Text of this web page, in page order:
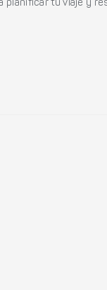
planificar tu viaje y